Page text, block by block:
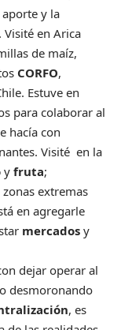
y la
en Arica
de maíz,
CORFO,
Estuve en
para colaborar al
hacía con
Visité en la
y fruta;
zonas extremas
en agregarle
mercados y
dejar operar al
desmoronando
, es